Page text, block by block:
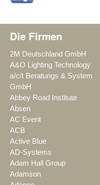
Die Firmen
2M Deutschland GmbH
A&O Lighting Technology
a/c/t Beratungs & System
GmbH
Abbey Road Institute
Absen
AC Event
ACB
Active Blue
AD-Systems
Adam Hall Group
Adamson